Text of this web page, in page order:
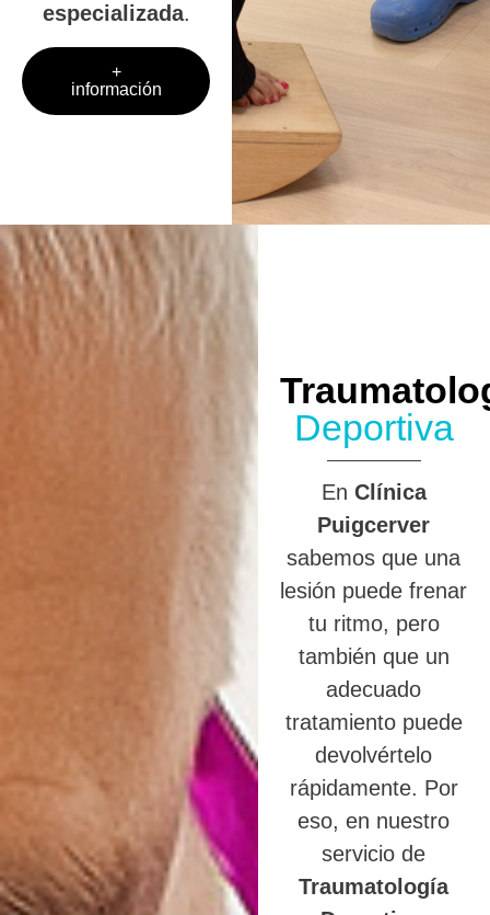
especializada.
+
información
Deportiva
En Clínica
Puigcerver
sabemos que una
lesión puede frenar
tu ritmo, pero
también que un
adecuado
tratamiento puede
devolvértelo
rápidamente. Por
eso, en nuestro
servicio de
Traumatología